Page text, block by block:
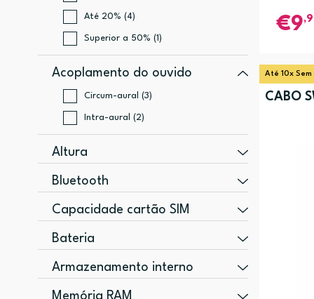
Até 20% (4)
Superior a 50% (1)
Acoplamento do ouvido
Circum-aural (3)
Intra-aural (2)
Altura
167,7 mm (1)
235 mm (1)
80 mm (1)
Bluetooth
Sim (5)
Capacidade cartão SIM
Dual SIM (1)
Bateria
5000 mAh (2)
Armazenamento interno
128 GB (1)
Memória RAM
9
Até 10x Sem
CABO